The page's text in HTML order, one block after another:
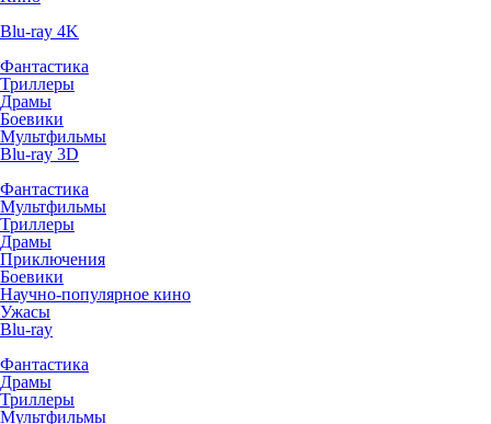
Blu-ray 4K
Фантастика
Триллеры
Драмы
Боевики
Мультфильмы
Blu-ray 3D
Фантастика
Мультфильмы
Триллеры
Драмы
Приключения
Боевики
Научно-популярное кино
Ужасы
Blu-ray
Фантастика
Драмы
Триллеры
Мультфильмы